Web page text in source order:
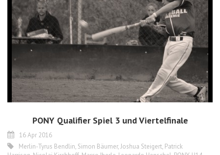
PONY Qualifier Spiel 3 und Viertelfinale
16 Apr 2016
Merlin-Tyrus Bendlin, Simon Bäumer,Joshua Steigert, Patrick